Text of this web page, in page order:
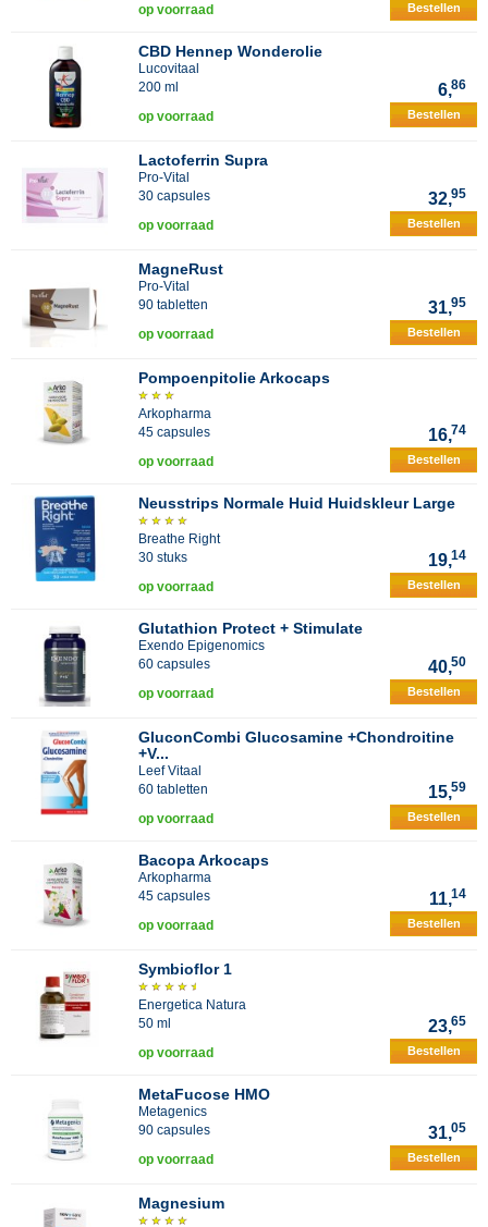
op voorraad Bestellen
CBD Hennep Wonderolie
Lucovitaal
200 ml
6,86
op voorraad Bestellen
Lactoferrin Supra
Pro-Vital
30 capsules
32,95
op voorraad Bestellen
MagneRust
Pro-Vital
90 tabletten
31,95
op voorraad Bestellen
Pompoenpitolie Arkocaps
Arkopharma
45 capsules
16,74
op voorraad Bestellen
Neusstrips Normale Huid Huidskleur Large
Breathe Right
30 stuks
19,14
op voorraad Bestellen
Glutathion Protect + Stimulate
Exendo Epigenomics
60 capsules
40,50
op voorraad Bestellen
GluconCombi Glucosamine +Chondroitine
+V...
Leef Vitaal
60 tabletten
15,59
op voorraad Bestellen
Bacopa Arkocaps
Arkopharma
45 capsules
11,14
op voorraad Bestellen
Symbioflor 1
Energetica Natura
50 ml
23,65
op voorraad Bestellen
MetaFucose HMO
Metagenics
90 capsules
31,05
op voorraad Bestellen
Magnesium